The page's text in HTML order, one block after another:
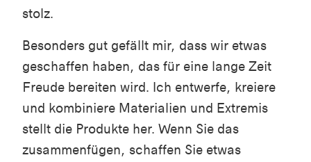
stolz.
Besonders gut gefällt mir, dass wir etwas
geschaffen haben, das für eine lange Zeit
Freude bereiten wird. Ich entwerfe, kreiere
und kombiniere Materialien und Extremis
stellt die Produkte her. Wenn Sie das
zusammenfügen, schaffen Sie etwas